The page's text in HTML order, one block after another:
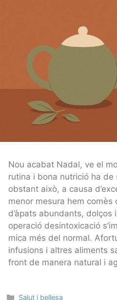
Nou acabat Nadal, ve el
rutina i bona nutrició ha de
obstant això, a causa
menor mesura hem
d’àpats abundants, dolços
operació desintoxicació
mica més del normal.
infusions i altres aliments
front de manera natural i
Categories
Salut i bellesa